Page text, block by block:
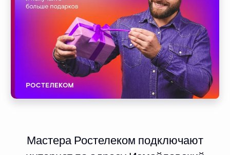
Мастера Ростелеком подключают